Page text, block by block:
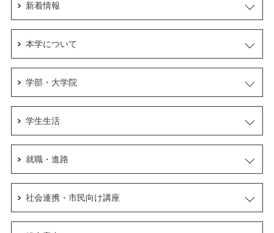
新着情報
本学について
学部・大学院
学生生活
就職・進路
社会連携・市民向け講座